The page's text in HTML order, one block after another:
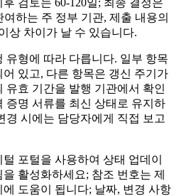
하는 주 정부 기관, 제출 내용의
상 차이가 날 수 있습니다.
유형에 따라 다릅니다. 일부 항목
있고, 다른 항목은 갱신 주기가
유효 기간을 발행 기관에서 확인
증명 서류를 최신 상태로 유지하
경 시에는 담당자에게 직접 보고
포털을 사용하여 상태 업데이
활성화하세요; 참조 번호는 제
도움이 됩니다; 날짜, 변경 사항